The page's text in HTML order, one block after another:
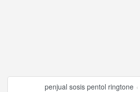
penjual sosis pentol ringtone